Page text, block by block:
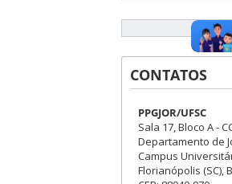
CONTATOS
PPGJOR/UFSC
Sala 17, Bloco A -
Departamento de
Campus
Florianópolis (SC),